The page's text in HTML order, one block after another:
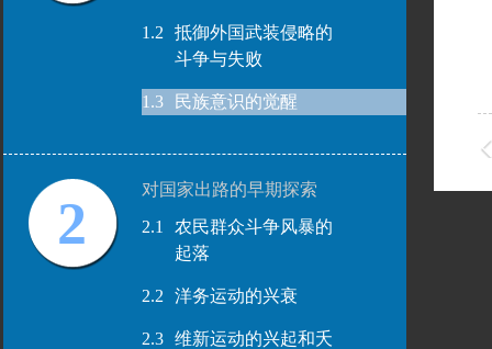
1.2
抵御外国武装侵略的
斗争与失败
1.3 民族意识的觉醒
2
对国家出路的早期探索
2.1
农民群众斗争风暴的
起落
2.2 洋务运动的兴衰
2.3
维新运动的兴起和夭